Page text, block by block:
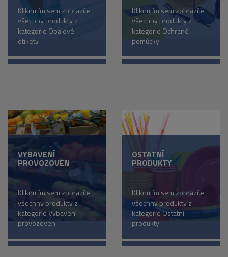
Kliknutím sem zobrazíte
všechny produkty z
kategorie Obalové
etikety
Kliknutím sem zobrazíte
všechny produkty z
kategorie Ochrané
pomůcky
VYBAVENÍ
PROVOZOVEN
Kliknutím sem zobrazíte
všechny produkty z
kategorie Vybavení
provozoven
OSTATNÍ
PRODUKTY
Kliknutím sem zobrazíte
všechny produkty z
kategorie Ostatní
produkty